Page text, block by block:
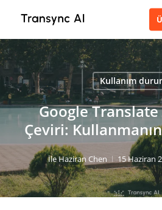
içeriğe
geç
Kullanım
Google Translate
Çeviri:
İleHaziran Chen 15 Haziran